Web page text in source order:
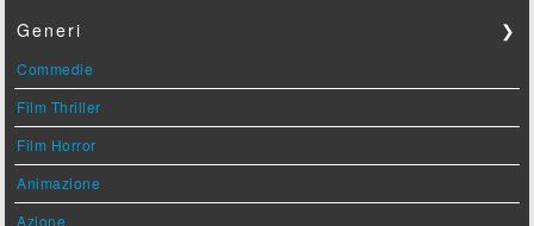
Generi ❯
Commedie
Film Thriller
Film Horror
Animazione
Azione